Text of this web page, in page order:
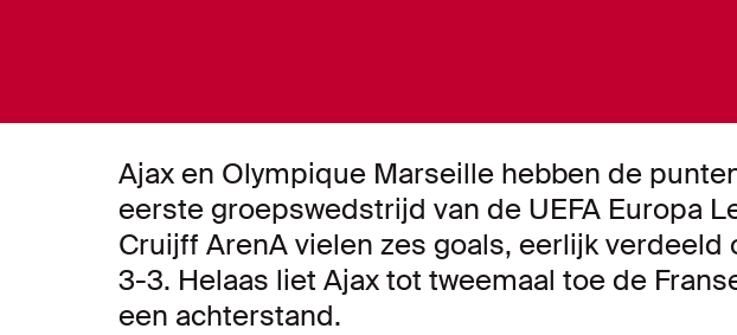
Ajax en Olympique Marseille hebben de
eerste groepswedstrijd van de UEFA Europa
Cruijff ArenA vielen zes goals, eerlijk verdeeld
3-3. Helaas liet Ajax tot tweemaal toe de
een achterstand.